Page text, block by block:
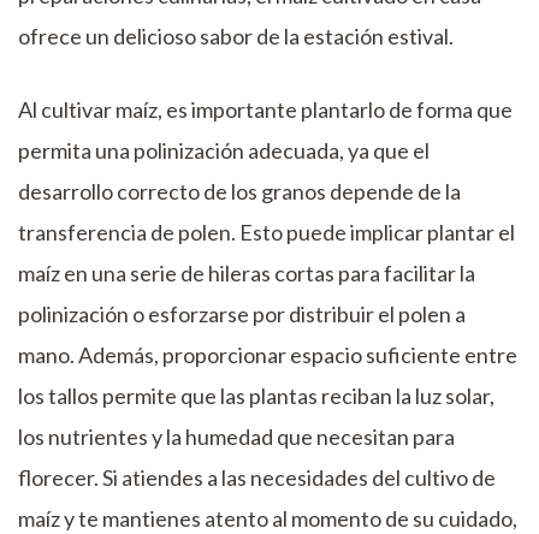
ofrece un delicioso sabor de la estación estival.
Al cultivar maíz, es importante plantarlo de forma que
permita una polinización adecuada, ya que el
desarrollo correcto de los granos depende de la
transferencia de polen. Esto puede implicar plantar el
maíz en una serie de hileras cortas para facilitar la
polinización o esforzarse por distribuir el polen a
mano. Además, proporcionar espacio suficiente entre
los tallos permite que las plantas reciban la luz solar,
los nutrientes y la humedad que necesitan para
florecer. Si atiendes a las necesidades del cultivo de
maíz y te mantienes atento al momento de su cuidado,